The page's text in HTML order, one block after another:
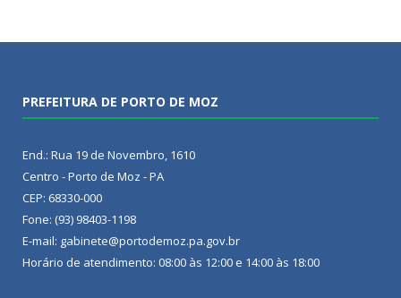
PREFEITURA DE PORTO DE MOZ
End.: Rua 19 de Novembro, 1610
Centro - Porto de Moz - PA
CEP: 68330-000
Fone: (93) 98403-1198
E-mail: gabinete@portodemoz.pa.gov.br
Horário de atendimento: 08:00 às 12:00 e 14:00 às 18:00